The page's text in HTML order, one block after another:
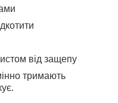
від защепу
тримають